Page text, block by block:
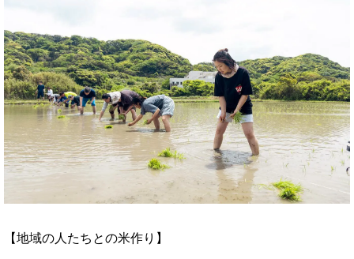
【地域の人たちとの米作り】